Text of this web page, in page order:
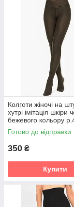
Колготи жіночі на
хутрі імітація шкіри
бежевого кольору
213933P
Готово до відправки
350 ₴
Купити